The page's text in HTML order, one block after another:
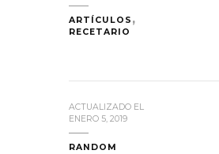
ARTÍCULOS
RECETARIO
ACTUALIZADO EL
ENERO 5, 2019
RANDOM